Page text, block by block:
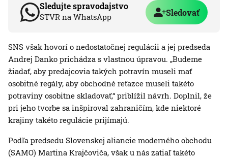
Sledujte spravodajstvo
STVR na WhatsApp Sledovať
SNS však hovorí o nedostatočnej regulácii a jej predseda
Andrej Danko prichádza s vlastnou úpravou. „Budeme
žiadať, aby predajcovia takých potravín museli mať
osobitné regály, aby obchodné reťazce museli takéto
potraviny osobitne skladovať,“ priblížil návrh. Doplnil, že
pri jeho tvorbe sa inšpiroval zahraničím, kde niektoré
krajiny takéto regulácie prijímajú.
Podľa predsedu Slovenskej aliancie moderného obchodu
(SAMO) Martina Krajčoviča, však u nás zatiaľ takéto